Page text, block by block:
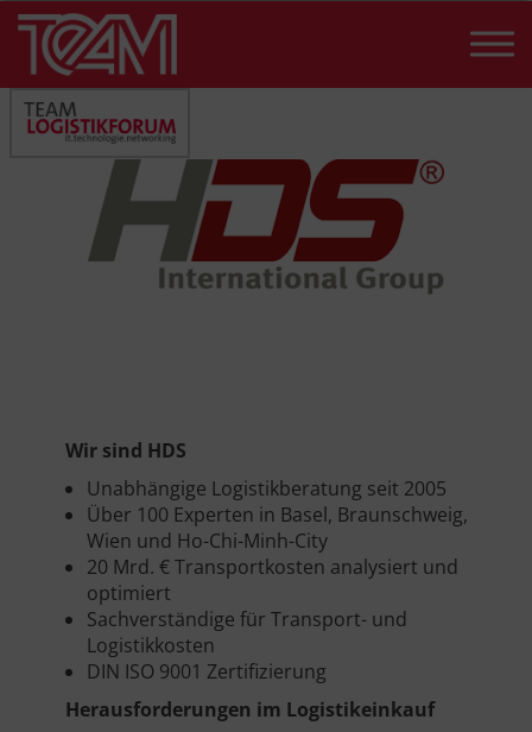
Skip
content
Wir sind HDS
Unabhängige Logistikberatung seit 2005
Über 100 Experten in Basel, Braunschweig,
Wien und Ho-Chi-Minh-City
20 Mrd. € Transportkosten analysiert und
optimiert
Sachverständige für Transport- und
Logistikkosten
DIN ISO 9001 Zertifizierung
Herausforderungen im Logistikeinkauf